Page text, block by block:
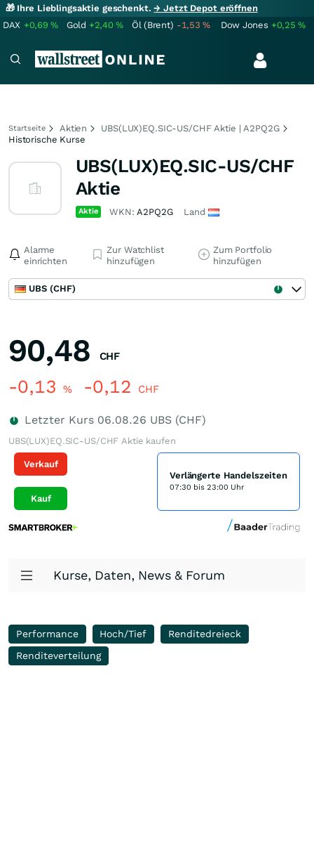
🎁 Ihre Lieblingsaktie geschenkt.→ Jetzt Depot eröffnen
DAX +0,69% Gold +2,40% Öl (Brent) -1,53% Dow Jones +0,25%
Startseite Aktien
UBS(LUX)EQ.SIC-US/CHF Aktie | A2PQ2G
Historische Kurse
UBS(LUX)EQ.SIC-US/CHF
Aktie
Aktie WKN:A2PQ2G Land
Alarme
einrichten
Zur Watchlist
hinzufügen
Zum Portfolio
hinzufügen
UBS (CHF)
90,48 CHF
-0,13 % -0,12 CHF
Letzter Kurs 06.08.26 UBS (CHF)
UBS(LUX)EQ.SIC-US/CHF Aktie kaufen
Verkauf
Kauf
Verlängerte Handelszeiten
07:30 bis 23:00 Uhr
Kurse, Daten, News & Forum
Performance Hoch/Tief
Renditedreieck
Renditeverteilung